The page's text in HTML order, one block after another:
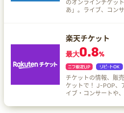
のオンラインチケッ
あ」。ライブ、コン
楽天チケット
最大0.8%
チケットの情報、販
ケットで！ J-POP、アイドル、ロック、などのラ
イブ・コンサートや
約購入ができます。